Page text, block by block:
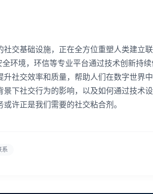
社交基础设施，正在全方位重塑人类建立
环境，环信等专业平台通过技术创新持
升社交效率和质量，帮助人们在数字世界
景下社交行为的影响，以及如何通过技术
许正是我们需要的社交粘合剂。
系